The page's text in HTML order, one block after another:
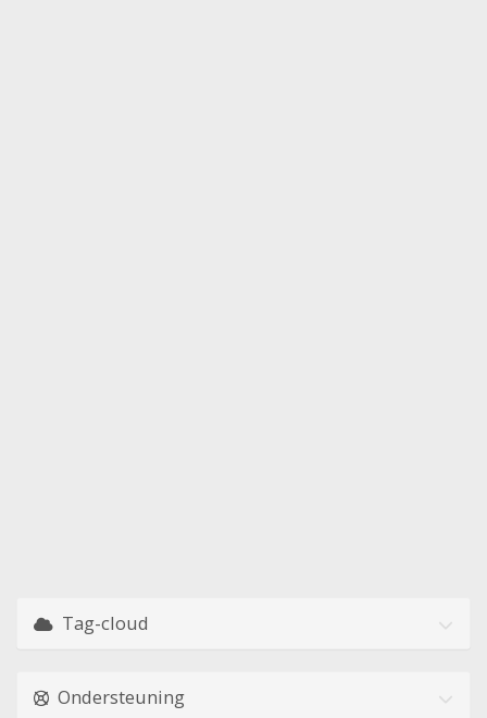
Tag-cloud
Ondersteuning